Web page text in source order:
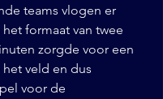
teams vlogen er
formaat van twee
zorgde voor een
veld en dus
voor de